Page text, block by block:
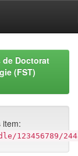
de Doctorat
(FST)
item:
123456789/